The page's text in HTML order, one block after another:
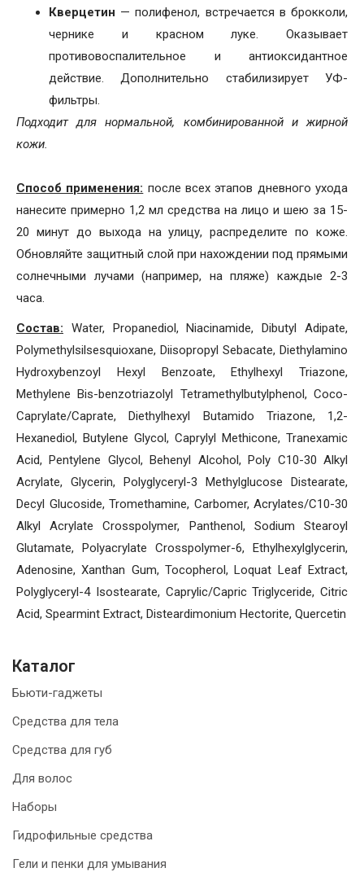
Кверцетин — полифенол, встречается в брокколи,
чернике и красном луке. Оказывает
противовоспалительное и антиоксидантное
действие. Дополнительно стабилизирует УФ-
фильтры.
Подходит для нормальной, комбинированной и жирной
кожи.
Способ применения: после всех этапов дневного ухода
нанесите примерно 1,2 мл средства на лицо и шею за 15-
20 минут до выхода на улицу, распределите по коже.
Обновляйте защитный слой при нахождении под прямыми
солнечными лучами (например, на пляже) каждые 2-3
часа.
Состав: Water, Propanediol, Niacinamide, Dibutyl Adipate,
Polymethylsilsesquioxane, Diisopropyl Sebacate, Diethylamino
Hydroxybenzoyl Hexyl Benzoate, Ethylhexyl Triazone,
Methylene Bis-benzotriazolyl Tetramethylbutylphenol, Coco-
Caprylate/Caprate, Diethylhexyl Butamido Triazone, 1,2-
Hexanediol, Butylene Glycol, Caprylyl Methicone, Tranexamic
Acid, Pentylene Glycol, Behenyl Alcohol, Poly C10-30 Alkyl
Acrylate, Glycerin, Polyglyceryl-3 Methylglucose Distearate,
Decyl Glucoside, Tromethamine, Carbomer, Acrylates/C10-30
Alkyl Acrylate Crosspolymer, Panthenol, Sodium Stearoyl
Glutamate, Polyacrylate Crosspolymer-6, Ethylhexylglycerin,
Adenosine, Xanthan Gum, Tocopherol, Loquat Leaf Extract,
Polyglyceryl-4 Isostearate, Caprylic/Capric Triglyceride, Citric
Acid, Spearmint Extract, Disteardimonium Hectorite, Quercetin
Каталог
Бьюти-гаджеты
Средства для тела
Средства для губ
Для волос
Наборы
Гидрофильные средства
Гели и пенки для умывания